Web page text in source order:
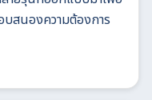
บสนองความต้องการ